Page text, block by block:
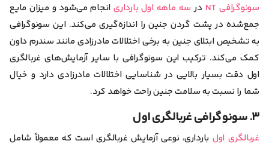
سونوگرافی NT در سه ‌ماهه اول بارداریانجام می‌شود و میزان مایع
جمع‌شده در پشت گردن جنین را اندازه‌گیری می‌کند. این سونوگرافی
به تشخیص ابتلای جنین به برخی اختلالات مادرزادی مانند سندرم داون
کمک می‌کند. ترکیب این سونوگرافی با سایر آزمایش‌های غربالگری
اول دقت بسیار بالایی در شناسایی اختلالات مادرزادی دارد و خیال
شما را نسبت به سلامت جنین راحت خواهد کرد.
۳. سونوگرافی غربالگری اول
غربالگری اول بارداری، نوعی آزمایش غربالگری است که معمولاً شامل